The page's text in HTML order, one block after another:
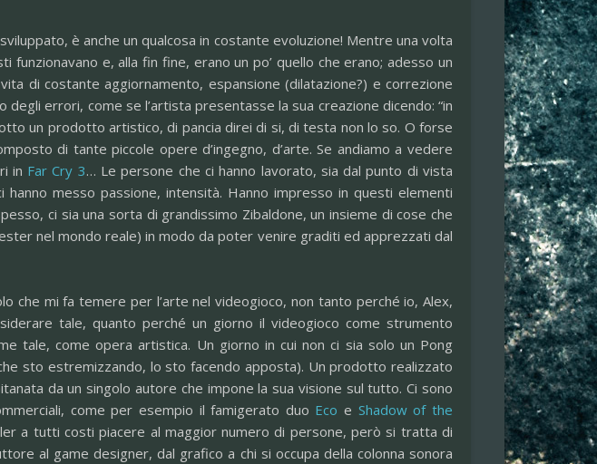
è anche un qualcosa in costante evoluzione! Mentre una volta
e, alla fin fine, erano un po’ quello che erano; adesso un
di costante aggiornamento, espansione (dilatazione?) e correzione
errori, come se l’artista presentasse la sua creazione dicendo: “in
un prodotto artistico, di pancia direi di si, di testa non lo so. O forse
di tante piccole opere d’ingegno, d’arte. Se andiamo a vedere
in Far Cry 3… Le persone che ci hanno lavorato, sia dal punto di vista
messo passione, intensità. Hanno impresso in questi elementi
ci sia una sorta di grandissimo Zibaldone, un insieme di cose che
nel mondo reale) in modo da poter venire graditi ed apprezzati dal
che mi fa temere per l’arte nel videogioco, non tanto perché io, Alex,
tale, quanto perché un giorno il videogioco come strumento
tale, come opera artistica. Un giorno in cui non ci sia solo un Pong
sto estremizzando, lo sto facendo apposta). Un prodotto realizzato
da un singolo autore che impone la sua visione sul tutto. Ci sono
come per esempio il famigerato duo Eco e Shadow of the
a tutti costi piacere al maggior numero di persone, però si tratta di
al game designer, dal grafico a chi si occupa della colonna sonora